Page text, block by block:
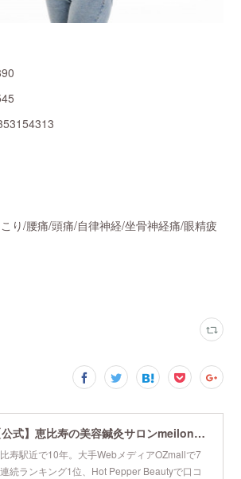
り/腰痛/頭痛/自律神経/坐骨神経痛/眼精疲
【公式】恵比寿の美容鍼灸サロンmeilong｜ツボを押さえた針・お灸の治療で美容と健康を叶えます
寿駅近で10年。大手WebメディアOZmallで7
続ランキング1位、Hot Pepper Beautyで口コ